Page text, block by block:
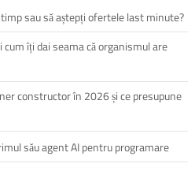
sau să aștepți ofertele last minute?
îți dai seama că organismul are
constructor în 2026 și ce presupune
său agent AI pentru programare